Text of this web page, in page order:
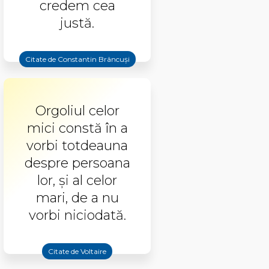
credem cea
justă.
Citate de Constantin Brâncuși
Orgoliul celor
mici constă în a
vorbi totdeauna
despre persoana
lor, și al celor
mari, de a nu
vorbi niciodată.
Citate de Voltaire